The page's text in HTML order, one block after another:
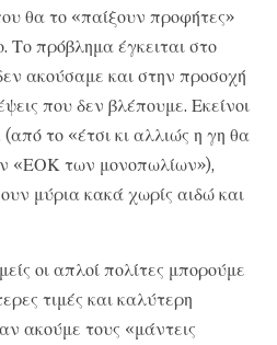
θα το «παίξουν προφήτες»
Το πρόβλημα έγκειται στο
ακούσαμε και στην προσοχή
που δεν βλέπουμε. Εκείνοι
το «έτσι κι αλλιώς η γη θα
«ΕΟΚ των μονοπωλίων»),
μύρια κακά χωρίς αιδώ και
οι απλοί πολίτες μπορούμε
τιμές και καλύτερη
ακούμε τους «μάντεις